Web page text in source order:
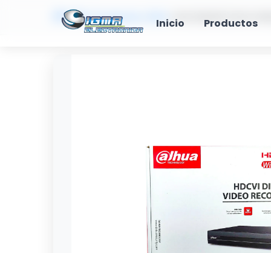
Inicio Productos
🏠 Inicio>Productos 8CH> XVR (1B08IT) 8CH